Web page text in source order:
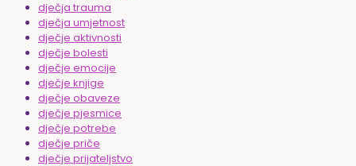
dječja trauma
dječja umjetnost
dječje aktivnosti
dječje bolesti
dječje emocije
dječje knjige
dječje obaveze
dječje pjesmice
dječje potrebe
dječje priče
dječje prijateljstvo